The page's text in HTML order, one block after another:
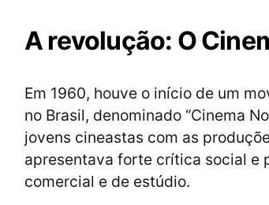
A revolução: O
Em 1960, houve o início de um
no Brasil, denominado “Cinema
jovens cineastas com as
apresentava forte crítica social e
comercial e de estúdio.